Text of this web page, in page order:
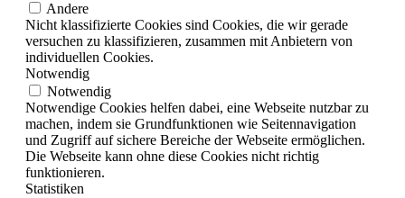
Andere
Nicht klassifizierte Cookies sind Cookies, die wir gerade
versuchen zu klassifizieren, zusammen mit Anbietern von
individuellen Cookies.
Notwendig
Notwendig
Notwendige Cookies helfen dabei, eine Webseite nutzbar zu
machen, indem sie Grundfunktionen wie Seitennavigation
und Zugriff auf sichere Bereiche der Webseite ermöglichen.
Die Webseite kann ohne diese Cookies nicht richtig
funktionieren.
Statistiken